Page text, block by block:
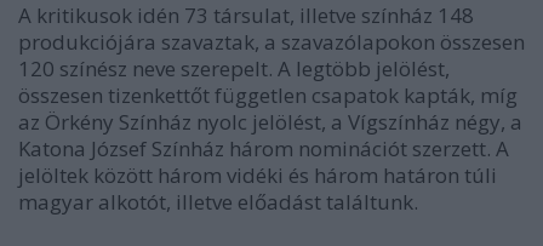
A kritikusok idén 73 társulat, illetve színház 148
produkciójára szavaztak, a szavazólapokon összesen
120 színész neve szerepelt. A legtöbb jelölést,
összesen tizenkettőt független csapatok kapták, míg
az Örkény Színház nyolc jelölést, a Vígszínház négy, a
Katona József Színház három nominációt szerzett. A
jelöltek között három vidéki és három határon túli
magyar alkotót, illetve előadást találtunk.